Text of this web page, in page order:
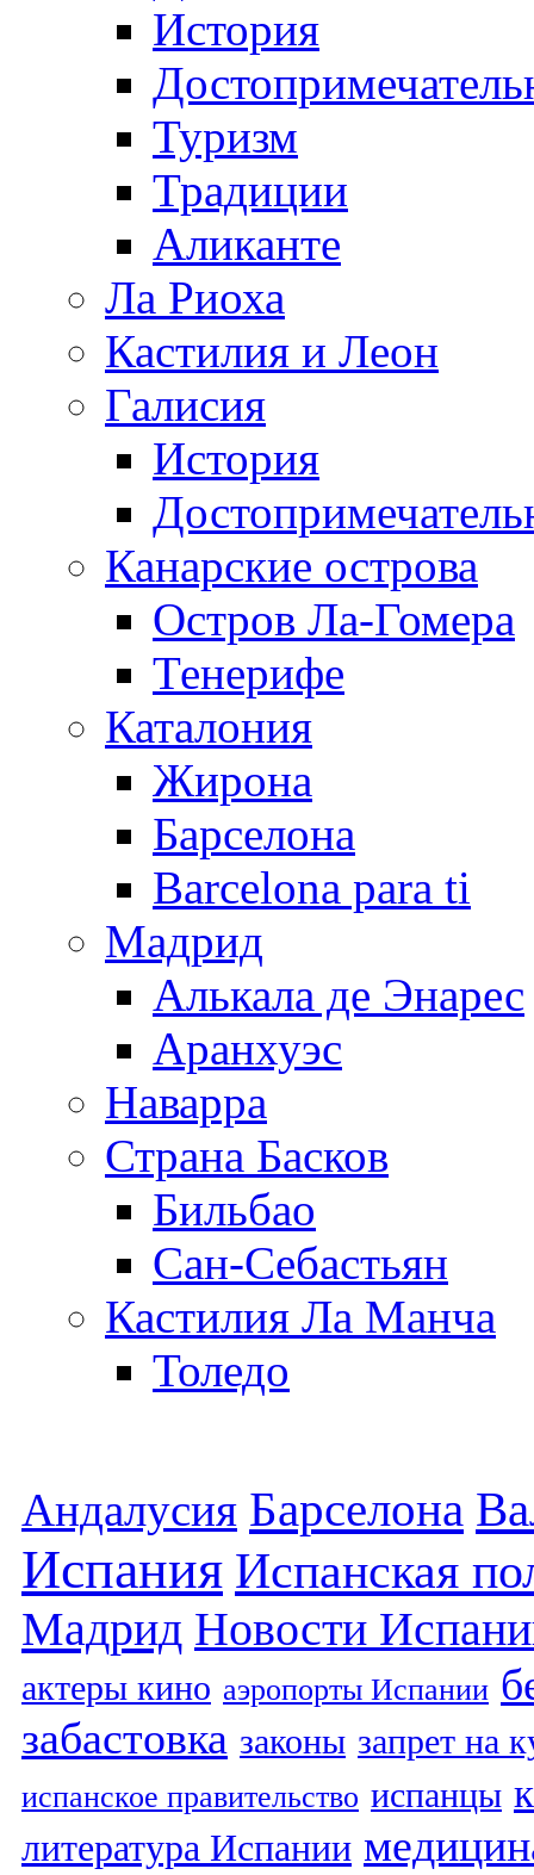
История
Туризм
Традиции
Аликанте
Ла Риоха
Кастилия и Леон
Галисия
История
Канарские острова
Остров Ла-Гомера
Тенерифе
Каталония
Жирона
Барселона
Barcelona para ti
Мадрид
Алькала де Энарес
Аранхуэс
Наварра
Страна Басков
Бильбао
Сан-Себастьян
Кастилия Ла Манча
Толедо
Андалусия Барселона
Испания Испанская
Мадрид Новости
актеры кино аэропорты Испании
забастовка законы запрет на
испанское правительство испанцы
литература Испании